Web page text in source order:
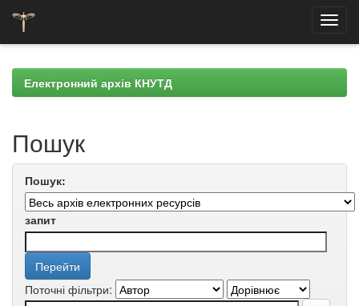
navigationЕлектронний архів КНУТД
Пошук
Пошук:
запит
Поточні фільтри: